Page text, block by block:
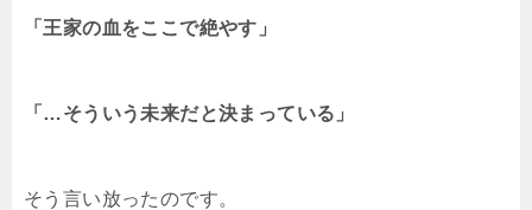
「王家の血をここで絶やす」
「…そういう未来だと決まっている」
そう言い放ったのです。